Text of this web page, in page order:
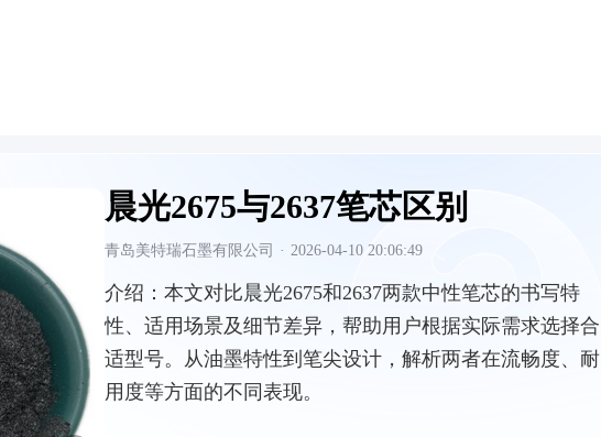
晨光2675与2637笔芯区别
青岛美特瑞石墨有限公司 · 2026-04-10 20:06:49
介绍： 本文对比晨光2675和2637两款中性笔芯的书写特
性、适用场景及细节差异，帮助用户根据实际需求选择合
适型号。从油墨特性到笔尖设计，解析两者在流畅度、耐
用度等方面的不同表现。